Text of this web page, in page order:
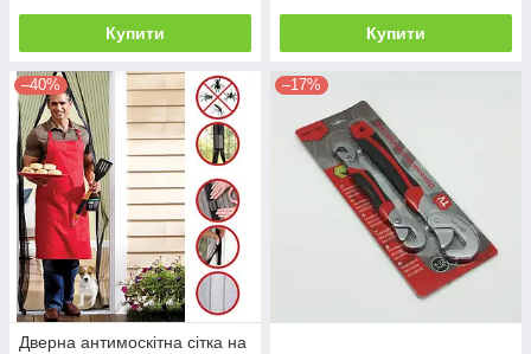
Купити Купити
–40%
Дверна антимоскітна сітка на
–17%